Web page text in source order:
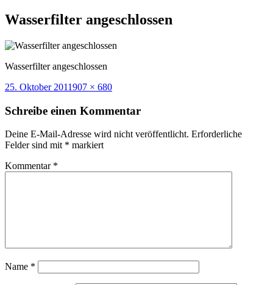
Wasserfilter angeschlossen
Wasserfilter angeschlossen
Veröffentlicht
25. Oktober 2011Volle
907 × 680
Schreibe einen Kommentar
Deine E-Mail-Adresse wird nicht veröffentlicht. Erforderliche
Felder sind mit * markiert
Kommentar *
Name *